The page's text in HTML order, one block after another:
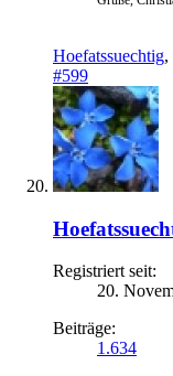
Hoefatssuechtig,
#599
Registriert seit:
20.
Beiträge:
1.634